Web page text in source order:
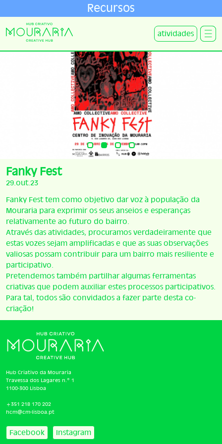
Recursos
atividades
Fanky Fest
29.out.23
Fanky Fest tem como objetivo dar voz à população da
Mouraria para exprimir os seus anseios e esperanças
relativamente ao futuro do bairro.
Através das atividades, procuramos verdadeiramente que
estas vozes sejam amplificadas e que as suas observações
valiosas possam contribuir para um bairro mais resiliente e
participativo.
Pretendemos também partilhar algumas ferramentas
criativas que podem auxiliar estes processos participativos.
Para tal, todos são convidados a fazer parte desta co-
criação!
Hub Criativo da Mouraria
Travessa dos Lagares n.º 1
1100-300 Lisboa
+351 218 170 202
hcm@cm-lisboa.pt
Facebook Instagram